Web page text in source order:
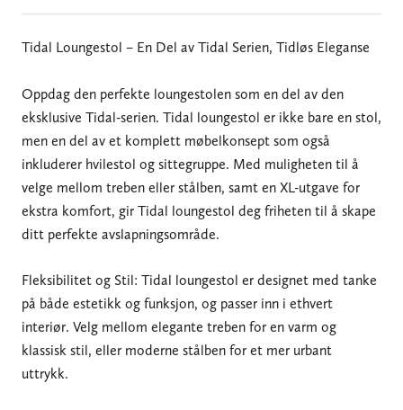
Tidal Loungestol – En Del av Tidal Serien, Tidløs Eleganse
Oppdag den perfekte loungestolen som en del av den
eksklusive Tidal-serien. Tidal loungestol er ikke bare en stol,
men en del av et komplett møbelkonsept som også
inkluderer hvilestol og sittegruppe. Med muligheten til å
velge mellom treben eller stålben, samt en XL-utgave for
ekstra komfort, gir Tidal loungestol deg friheten til å skape
ditt perfekte avslapningsområde.
Fleksibilitet og Stil: Tidal loungestol er designet med tanke
på både estetikk og funksjon, og passer inn i ethvert
interiør. Velg mellom elegante treben for en varm og
klassisk stil, eller moderne stålben for et mer urbant
uttrykk.